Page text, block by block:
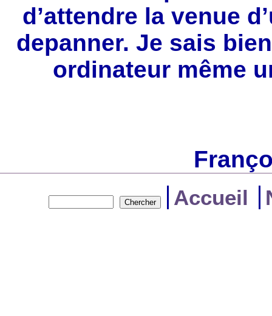
d’attendre la venue
depanner. Je sais
ordinateur même
Accueil